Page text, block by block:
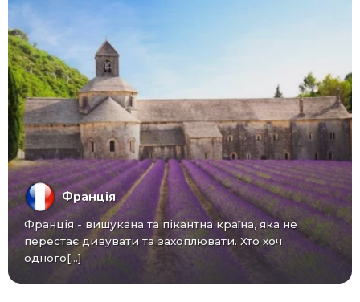
Франція
Франція - вишукана та пікантна країна, яка не
перестає дивувати та захоплювати. Хто хоч
одного[...]